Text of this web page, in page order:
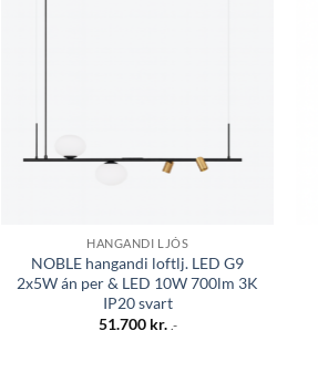
HANGANDI LJÓS
NOBLE hangandi loftlj. LED G9
2x5W án per & LED 10W 700lm 3K
IP20 svart
51.700 kr. .-